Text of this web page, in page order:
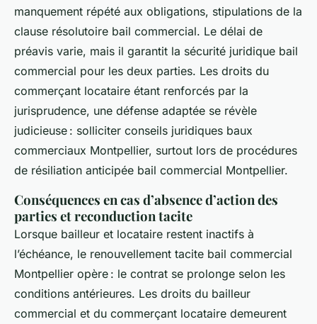
manquement répété aux obligations, stipulations de la
clause résolutoire bail commercial. Le délai de
préavis varie, mais il garantit la sécurité juridique bail
commercial pour les deux parties. Les droits du
commerçant locataire étant renforcés par la
jurisprudence, une défense adaptée se révèle
judicieuse : solliciter conseils juridiques baux
commerciaux Montpellier, surtout lors de procédures
de résiliation anticipée bail commercial Montpellier.
Conséquences en cas d’absence d’action des
parties et reconduction tacite
Lorsque bailleur et locataire restent inactifs à
l’échéance, le renouvellement tacite bail commercial
Montpellier opère : le contrat se prolonge selon les
conditions antérieures. Les droits du bailleur
commercial et du commerçant locataire demeurent